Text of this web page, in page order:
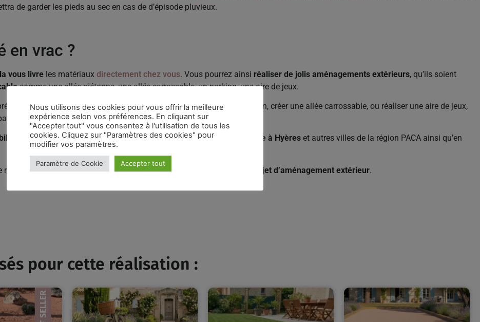
de garder les pieds au sec en cas de d’épisode pluvieux.
en vrac ?
vous livre les matériaux directement chez vous. Vous pourrez ainsi réaliser de jolis aménagements extérieurs, qu’ils soient
comme une allée piétonne, une allée carrossable, un parking, une aire de jeux.
dans les lieux publics et les lieux privés. Pour votre entrée de maison, créer une allée carrossable, ou réaliser une aire de jeux,
sa mise en pose est très facile.
en vrac ou en big bag. Retrouvez notre sable en livraison à domicile à Hyères et autres villes de la région PACA ainsi qu’en
n’hésitez pas ànous contacter projet d’aménagement extérieur.
pour cette réalisation :
Nous utilisons des cookies pour vous offrir la meilleure
expérience selon vos préférences. En cliquant sur
"Accepter tout" vous consentez à l'utilisation de tous les
cookies. Cliquez sur "Paramètres des cookies" pour
modifier vos paramètres.
Paramètre de Cookie Accepter tout